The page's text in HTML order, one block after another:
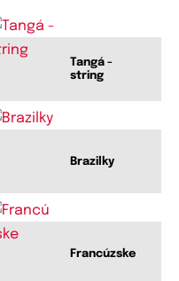
Tangá -
string
Brazilky
Francúzske